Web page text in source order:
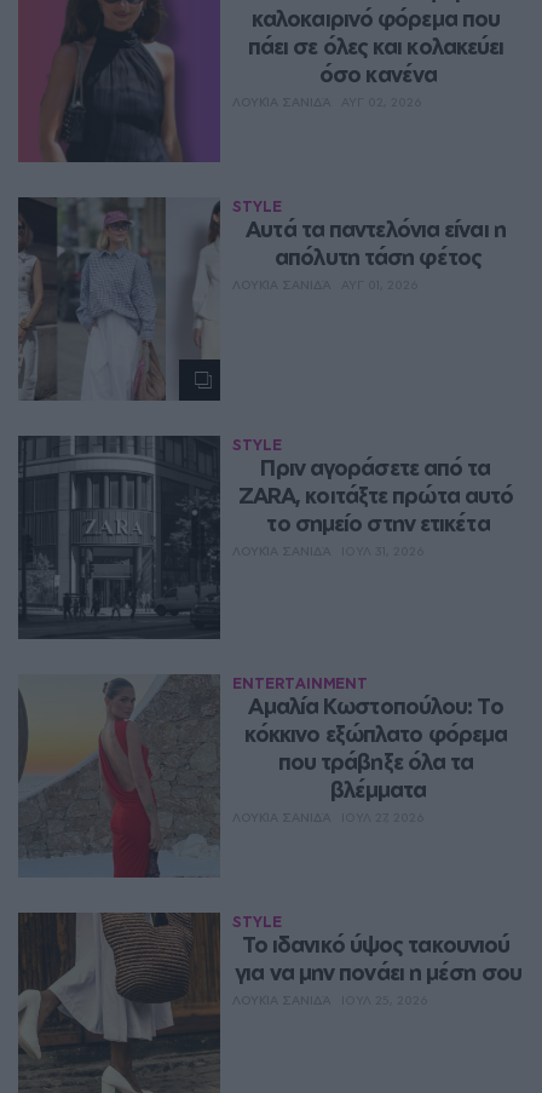
καλοκαιρινό φόρεμα που
πάει σε όλες και κολακεύει
όσο κανένα
STYLE
Aυτά τα παντελόνια είναι η
απόλυτη τάση φέτος
STYLE
Πριν αγοράσετε από τα
ZARA, κοιτάξτε πρώτα αυτό
το σημείο στην ετικέτα
ENTERTAINMENT
Αμαλία Κωστοπούλου: Το
κόκκινο εξώπλατο φόρεμα
που τράβηξε όλα τα
βλέμματα
STYLE
Το ιδανικό ύψος τακουνιού
για να μην πονάει η μέση σου